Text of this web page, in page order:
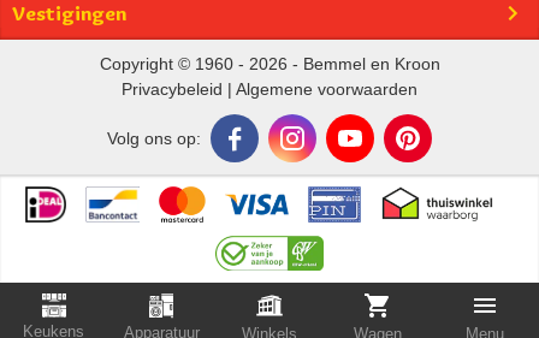
Keukens Apparatuur Winkels Wagen Menu
Vestigingen
Copyright © 1960 - 2026 - Bemmel en Kroon
Privacybeleid | Algemene voorwaarden
Volg ons op: